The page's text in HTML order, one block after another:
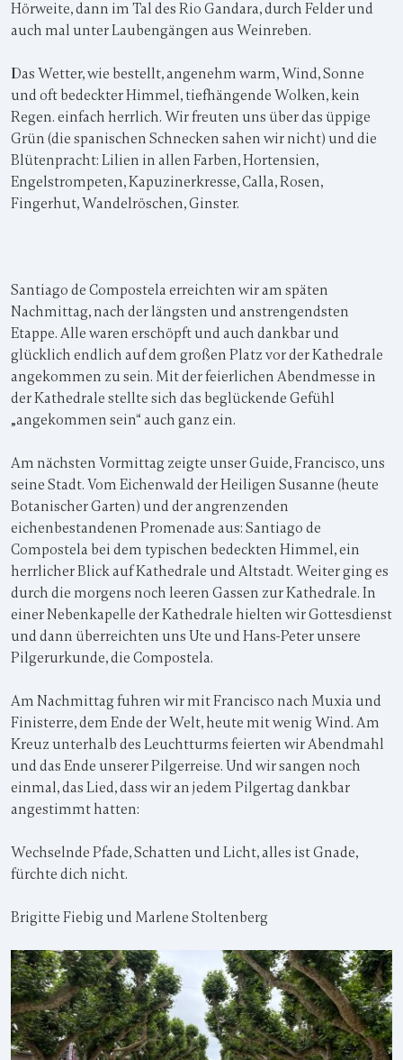
Hörweite, dann im Tal des Rio Gandara, durch Felder und
auch mal unter Laubengängen aus Weinreben.
Das Wetter, wie bestellt, angenehm warm, Wind, Sonne
und oft bedeckter Himmel, tiefhängende Wolken, kein
Regen. einfach herrlich. Wir freuten uns über das üppige
Grün (die spanischen Schnecken sahen wir nicht) und die
Blütenpracht: Lilien in allen Farben, Hortensien,
Engelstrompeten, Kapuzinerkresse, Calla, Rosen,
Fingerhut, Wandelröschen, Ginster.
Santiago de Compostela erreichten wir am späten
Nachmittag, nach der längsten und anstrengendsten
Etappe. Alle waren erschöpft und auch dankbar und
glücklich endlich auf dem großen Platz vor der Kathedrale
angekommen zu sein. Mit der feierlichen Abendmesse in
der Kathedrale stellte sich das beglückende Gefühl
„angekommen sein“ auch ganz ein.
Am nächsten Vormittag zeigte unser Guide, Francisco, uns
seine Stadt. Vom Eichenwald der Heiligen Susanne (heute
Botanischer Garten) und der angrenzenden
eichenbestandenen Promenade aus: Santiago de
Compostela bei dem typischen bedeckten Himmel, ein
herrlicher Blick auf Kathedrale und Altstadt. Weiter ging es
durch die morgens noch leeren Gassen zur Kathedrale. In
einer Nebenkapelle der Kathedrale hielten wir Gottesdienst
und dann überreichten uns Ute und Hans-Peter unsere
Pilgerurkunde, die Compostela.
Am Nachmittag fuhren wir mit Francisco nach Muxia und
Finisterre, dem Ende der Welt, heute mit wenig Wind. Am
Kreuz unterhalb des Leuchtturms feierten wir Abendmahl
und das Ende unserer Pilgerreise. Und wir sangen noch
einmal, das Lied, dass wir an jedem Pilgertag dankbar
angestimmt hatten:
Wechselnde Pfade, Schatten und Licht, alles ist Gnade,
fürchte dich nicht.
Brigitte Fiebig und Marlene Stoltenberg